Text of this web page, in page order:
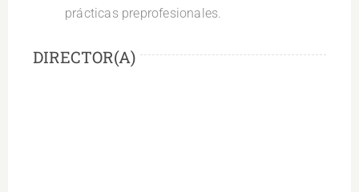
prácticas preprofesionales.
DIRECTOR(A)